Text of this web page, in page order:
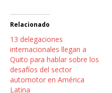
Relacionado
13 delegaciones
internacionales llegan a
Quito para hablar sobre los
desafíos del sector
automotor en América
Latina